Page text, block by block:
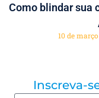
Como blindar sua
10 de
Inscreva-